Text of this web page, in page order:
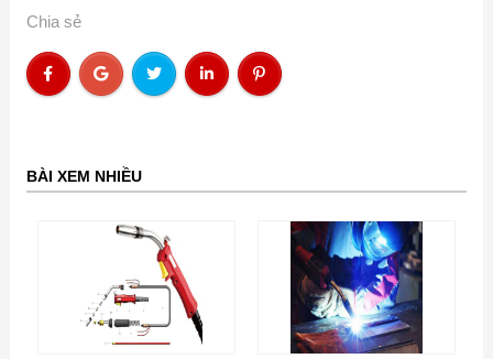
Chia sẻ
BÀI XEM NHIỀU